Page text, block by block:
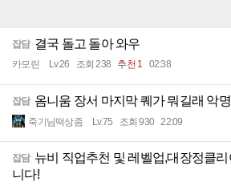
잡담 결국 돌고 돌아 와우
카모린 Lv.26 조회 238 추천 1 02:38
잡담 옴니움 장서 마지막 퀘가 뭐길래 악
죽기님떡상좀 Lv.75 조회 930 22:09
잡담 뉴비 직업추천 및 레벨업,대장정클
니다!